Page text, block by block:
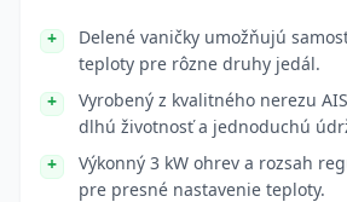
Delené vaničky umožňujú
teploty pre rôzne druhy jedál.
Vyrobený z kvalitného nerezu
dlhú životnosť a jednoduchú
Výkonný 3 kW ohrev a rozsah
pre presné nastavenie teploty.